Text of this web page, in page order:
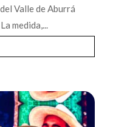
Valle de Aburrá
medida,...